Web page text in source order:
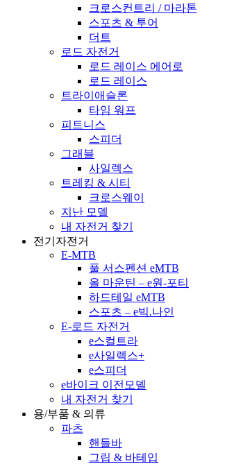
크로스컨트리 / 마라톤
스포츠 & 투어
더트
로드 자전거
로드 레이스 에어로
로드 레이스
트라이애슬론
타임 워프
피트니스
스피더
그래블
사일렉스
트레킹 & 시티
크로스웨이
지난 모델
내 자전거 찾기
전기자전거
E-MTB
풀 서스펜션 eMTB
올 마운틴 – e원-포티
하드테일 eMTB
스포츠 – e빅.나인
E-로드 자전거
e스컬트라
e사일렉스+
e스피더
e바이크 이전모델
내 자전거 찾기
용/부품 & 의류
파츠
핸들바
그립 & 바테입